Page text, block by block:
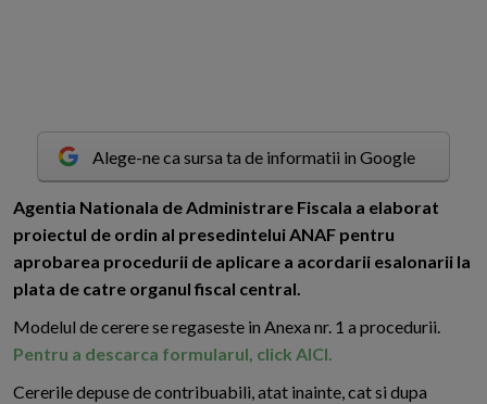
Alege-ne ca sursa ta de informatii in Google
Agentia Nationala de Administrare Fiscala a elaborat
proiectul de ordin al presedintelui ANAF pentru
aprobarea procedurii de aplicare a acordarii esalonarii la
plata de catre organul fiscal central.
Modelul de cerere se regaseste in Anexa nr. 1 a procedurii.
Pentru a descarca formularul, click AICI.
Cererile depuse de contribuabili, atat inainte, cat si dupa